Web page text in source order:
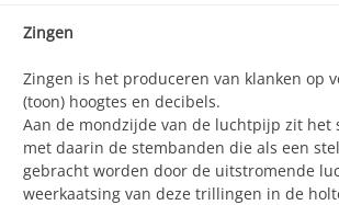
Zingen
Zingen is het produceren van klanken op
(toon) hoogtes en decibels.
Aan de mondzijde van de luchtpijp zit het
met daarin de stembanden die als een
gebracht worden door de uitstromende
weerkaatsing van deze trillingen in de